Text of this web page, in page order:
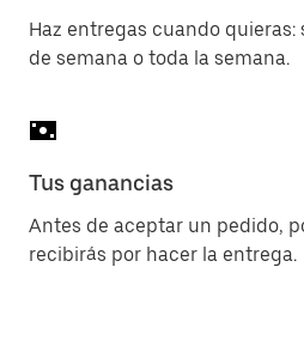
Haz entregas cuando quieras:
de semana o toda la semana.
Tus ganancias
Antes de aceptar un pedido,
recibirás por hacer la entrega.